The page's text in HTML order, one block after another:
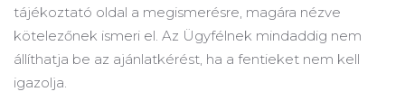
tájékoztató oldal a megismerésre, magára nézve
kötelezőnek ismeri el. Az Ügyfélnek mindaddig nem
állíthatja be az ajánlatkérést, ha a fentieket nem kell
igazolja.